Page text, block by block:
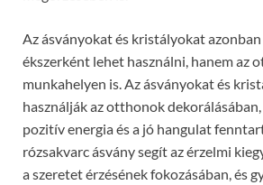
Az ásványokat és kristályokat
ékszerként lehet használni, hanem az
munkahelyen is. Az ásványokat és
használják az otthonok
pozitív energia és a jó hangulat
rózsakvarc ásvány segít az érzelmi
a szeretet érzésének fokozásában, és